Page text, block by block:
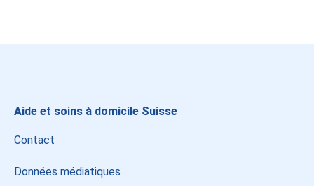
Aide et soins à domicile Suisse
Contact
Données médiatiques